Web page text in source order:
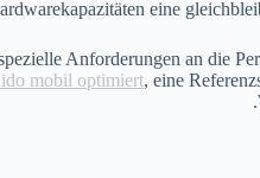
eine
Anforderungen an die
mobil optimiert, eine